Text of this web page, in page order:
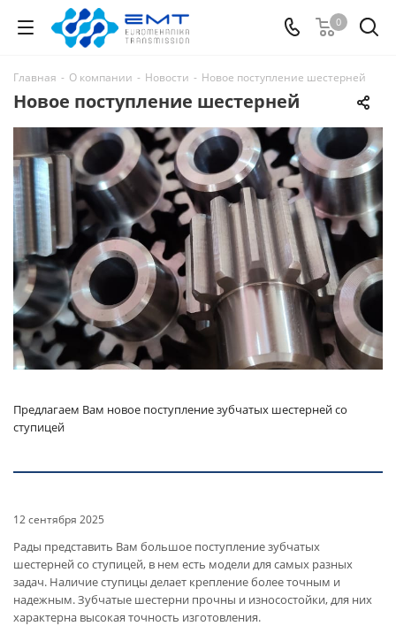
0
Главная - О компании - Новости - Новое поступление шестерней
Новое поступление шестерней
Предлагаем Вам новое поступление зубчатых шестерней со
ступицей
12 сентября 2025
Рады представить Вам большое поступление зубчатых
шестерней со ступицей, в нем есть модели для самых разных
задач. Наличие ступицы делает крепление более точным и
надежным. Зубчатые шестерни прочны и износостойки, для них
характерна высокая точность изготовления.